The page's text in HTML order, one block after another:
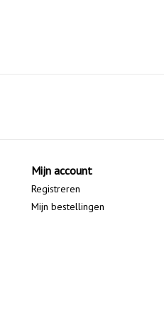
Mijn account
Registreren
Mijn bestellingen